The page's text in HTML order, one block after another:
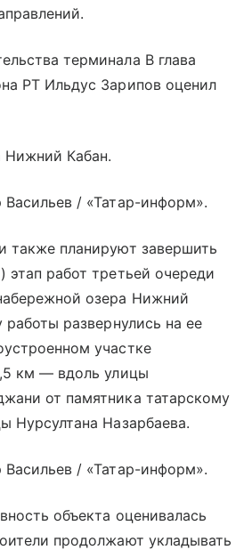
терминала В глава
РТ Ильдус Зарипов оценил
Нижний Кабан.
/ «Татар-информ».
также планируют завершить
работ третьей очереди
озера Нижний
развернулись на ее
участке
км — вдоль улицы
от памятника татарскому
Нурсултана Назарбаева.
/ «Татар-информ».
объекта оценивалась
продолжают укладывать